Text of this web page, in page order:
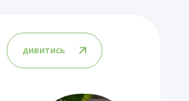
дивитись